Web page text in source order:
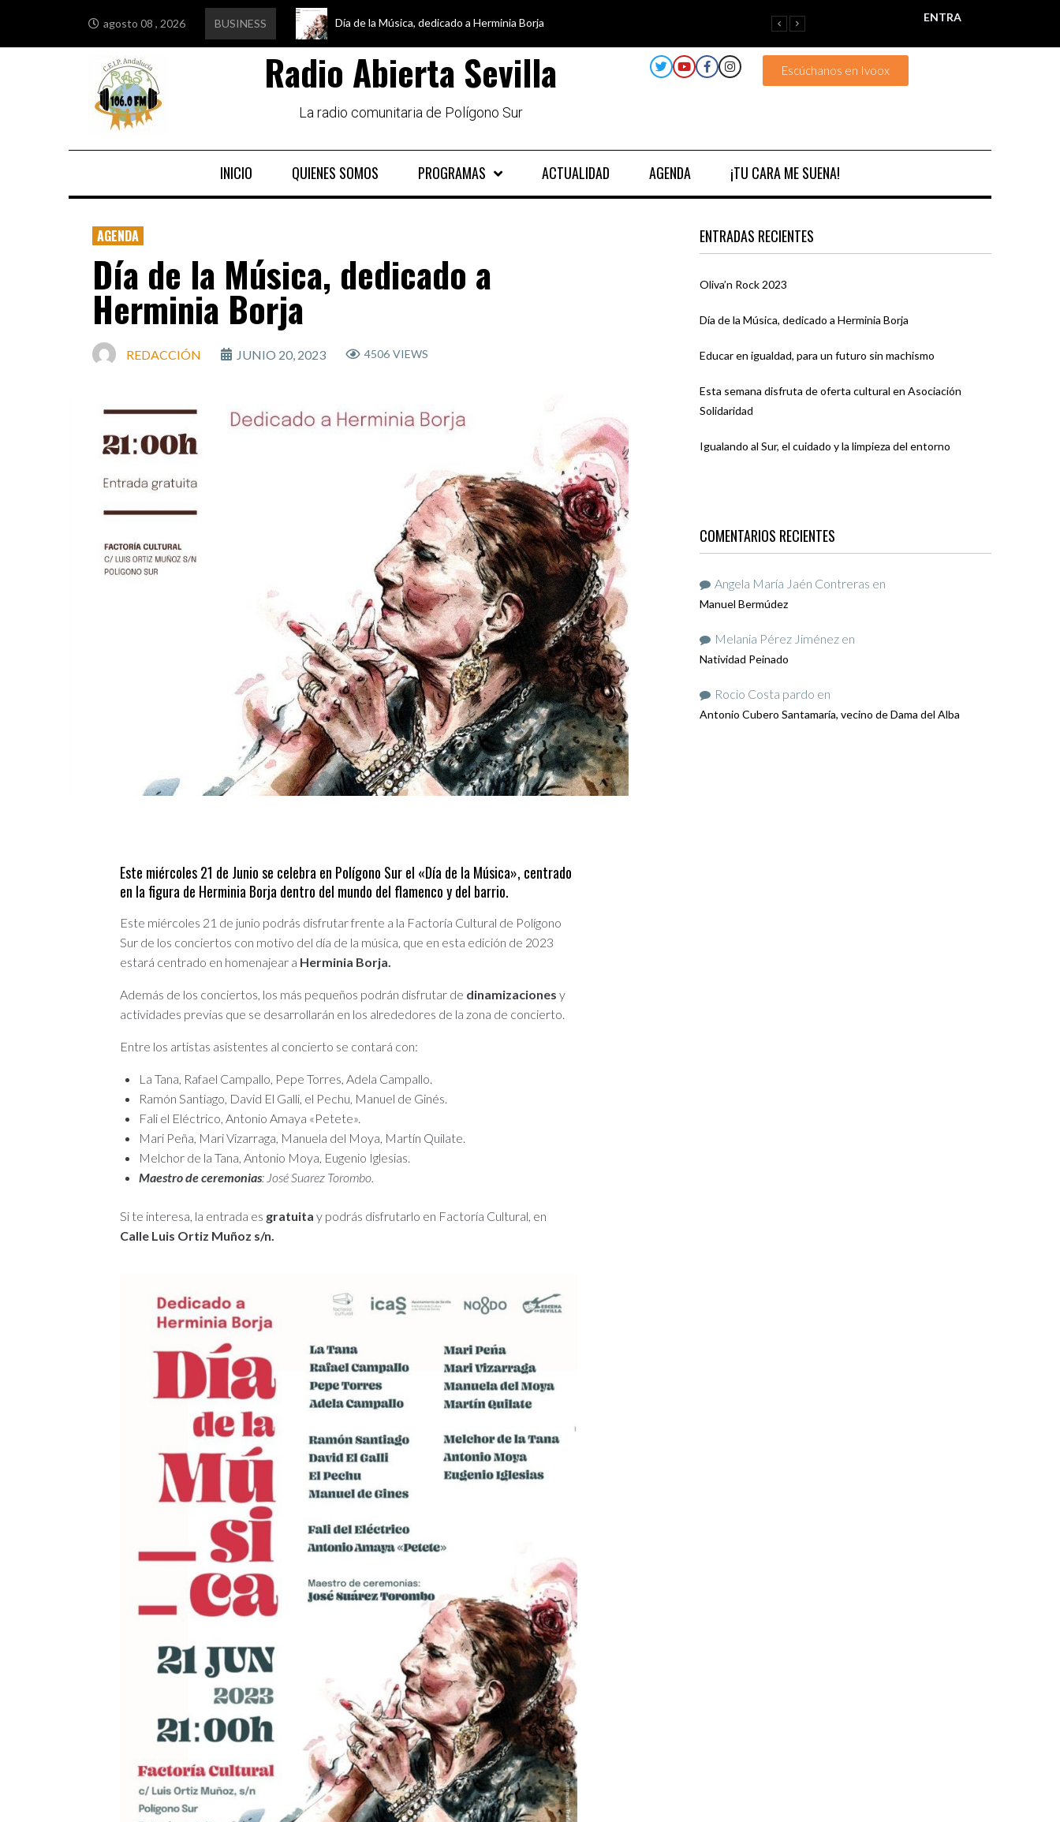
agosto 08 , 2026 BUSINESS Día de la Música, dedicado a Herminia Borja
Educar en igualdad, para un futuro sin machismo
Esta semana disfruta de oferta cultural en Asociación Solidaridad
Igualando al Sur, el cuidado y la limpieza del entorno ENTRA
Radio Abierta Sevilla
La radio comunitaria de Polígono Sur
Escúchanos en Ivoox
INICIO QUIENES SOMOS PROGRAMAS ACTUALIDAD AGENDA ¡TU CARA ME SUENA!
AGENDA
Día de la Música, dedicado a
Herminia Borja
REDACCIÓN JUNIO 20, 2023 4506 VIEWS
Este miércoles 21 de Junio se celebra en Polígono Sur el «Día de la Música», centrado
en la figura de Herminia Borja dentro del mundo del flamenco y del barrio.
Este miércoles 21 de junio podrás disfrutar frente a la Factoría Cultural de Polígono
Sur de los conciertos con motivo del día de la música, que en esta edición de 2023
estará centrado en homenajear a Herminia Borja.
Además de los conciertos, los más pequeños podrán disfrutar de dinamizaciones y
actividades previas que se desarrollarán en los alrededores de la zona de concierto.
Entre los artistas asistentes al concierto se contará con:
La Tana, Rafael Campallo, Pepe Torres, Adela Campallo.
Ramón Santiago, David El Galli, el Pechu, Manuel de Ginés.
Fali el Eléctrico, Antonio Amaya «Petete».
Mari Peña, Mari Vizarraga, Manuela del Moya, Martín Quilate.
Melchor de la Tana, Antonio Moya, Eugenio Iglesias.
Maestro de ceremonias: José Suarez Torombo.
Si te interesa, la entrada es gratuita y podrás disfrutarlo en Factoría Cultural, en
Calle Luis Ortiz Muñoz s/n.
ENTRADAS RECIENTES
Oliva’n Rock 2023
Día de la Música, dedicado a Herminia Borja
Educar en igualdad, para un futuro sin machismo
Esta semana disfruta de oferta cultural en Asociación
Solidaridad
Igualando al Sur, el cuidado y la limpieza del entorno
COMENTARIOS RECIENTES
Angela María Jaén Contreras en
Manuel Bermúdez
Melania Pérez Jiménez en
Natividad Peinado
Rocio Costa pardo en
Antonio Cubero Santamaría, vecino de Dama del Alba